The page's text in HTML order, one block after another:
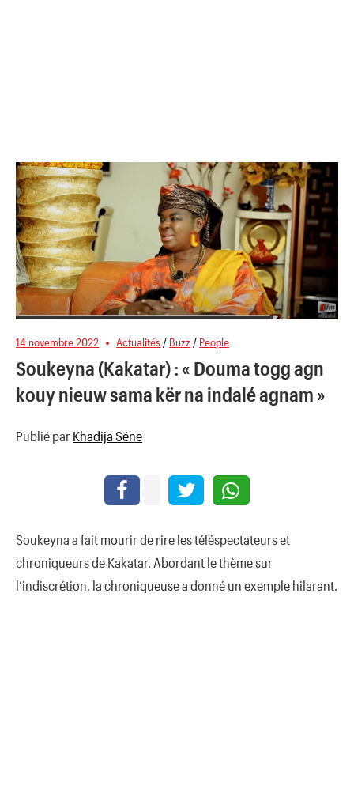
14 novembre 2022 Actualités / Buzz / People
Soukeyna (Kakatar) : « Douma togg agn
kouy nieuw sama kër na indalé agnam »
Publié par Khadija Séne
Soukeyna a fait mourir de rire les téléspectateurs et
chroniqueurs de Kakatar. Abordant le thème sur
l’indiscrétion, la chroniqueuse a donné un exemple hilarant.